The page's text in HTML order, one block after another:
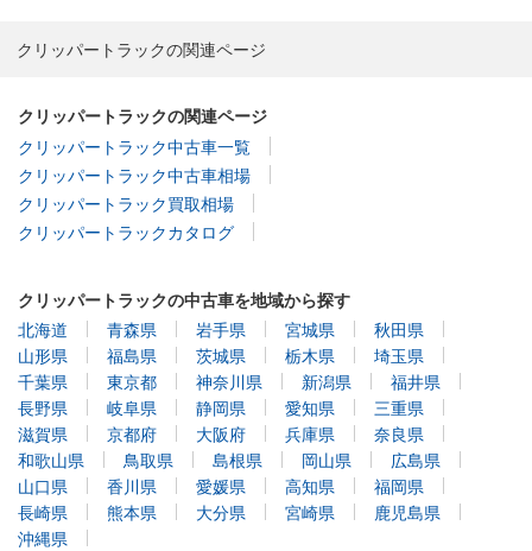
クリッパートラックの関連ページ
クリッパートラックの関連ページ
クリッパートラック中古車一覧
クリッパートラック中古車相場
クリッパートラック買取相場
クリッパートラックカタログ
クリッパートラックの中古車を地域から探す
北海道
青森県 岩手県 宮城県
秋田県
山形県
福島県 茨城県 栃木県
埼玉県
千葉県
東京都 神奈川県 新潟県
福井県
長野県
岐阜県 静岡県 愛知県
三重県
滋賀県
京都府 大阪府 兵庫県
奈良県
和歌山県
鳥取県 島根県 岡山県
広島県
山口県
香川県 愛媛県 高知県
福岡県
長崎県
熊本県 大分県 宮崎県
鹿児島県
沖縄県